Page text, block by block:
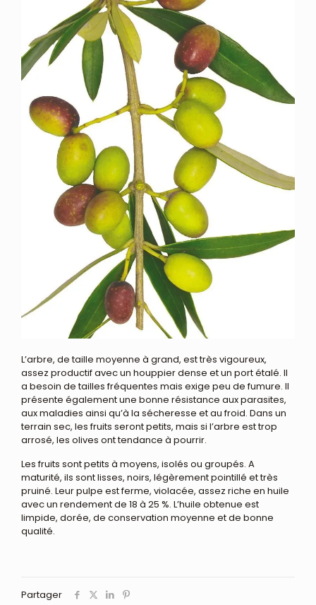
L’arbre, de taille moyenne à grand, est très vigoureux,
assez productif avec un houppier dense et un port étalé. Il
a besoin de tailles fréquentes mais exige peu de fumure. Il
présente également une bonne résistance aux parasites,
aux maladies ainsi qu’à la sécheresse et au froid. Dans un
terrain sec, les fruits seront petits, mais si l’arbre est trop
arrosé, les olives ont tendance à pourrir.
Les fruits sont petits à moyens, isolés ou groupés. A
maturité, ils sont lisses, noirs, légèrement pointillé et très
pruiné. Leur pulpe est ferme, violacée, assez riche en huile
avec un rendement de 18 à 25 %. L’huile obtenue est
limpide, dorée, de conservation moyenne et de bonne
qualité.
Partager